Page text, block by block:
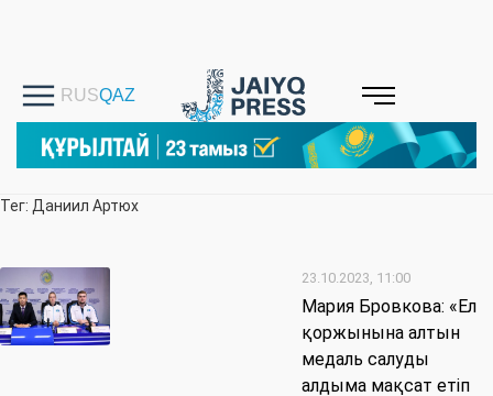
Тег: Даниил Артюх
23.10.2023, 11:00
Мария Бровкова: «Ел
қоржынына алтын
медаль салуды
алдыма мақсат етіп